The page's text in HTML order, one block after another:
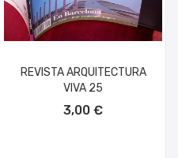
REVISTA ARQUITECTURA
VIVA 25
3,00 €